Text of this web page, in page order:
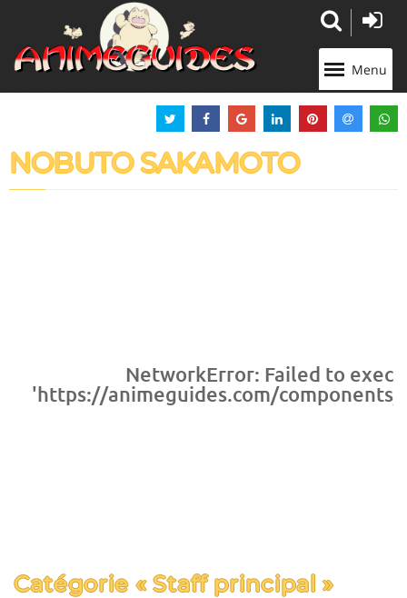
Menu
NOBUTO SAKAMOTO
NetworkError: Failed to
'https://animeguides.com/
Catégorie « Staff principal »
Panneau de gestion des cookies